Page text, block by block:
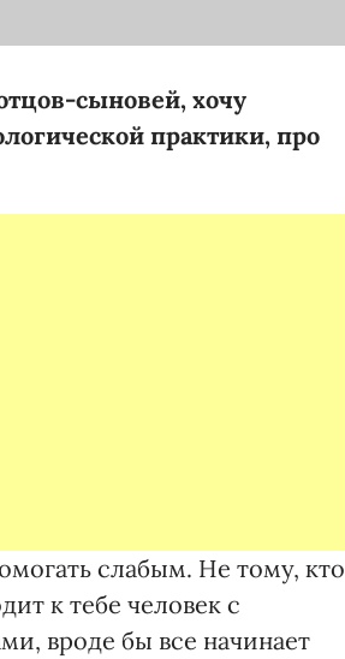
сыновей, хочу
практики, про
слабым. Не тому, кто
к тебе человек с
вроде бы все начинает